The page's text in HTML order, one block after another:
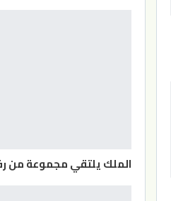
الملك يلتقي مجموعة من